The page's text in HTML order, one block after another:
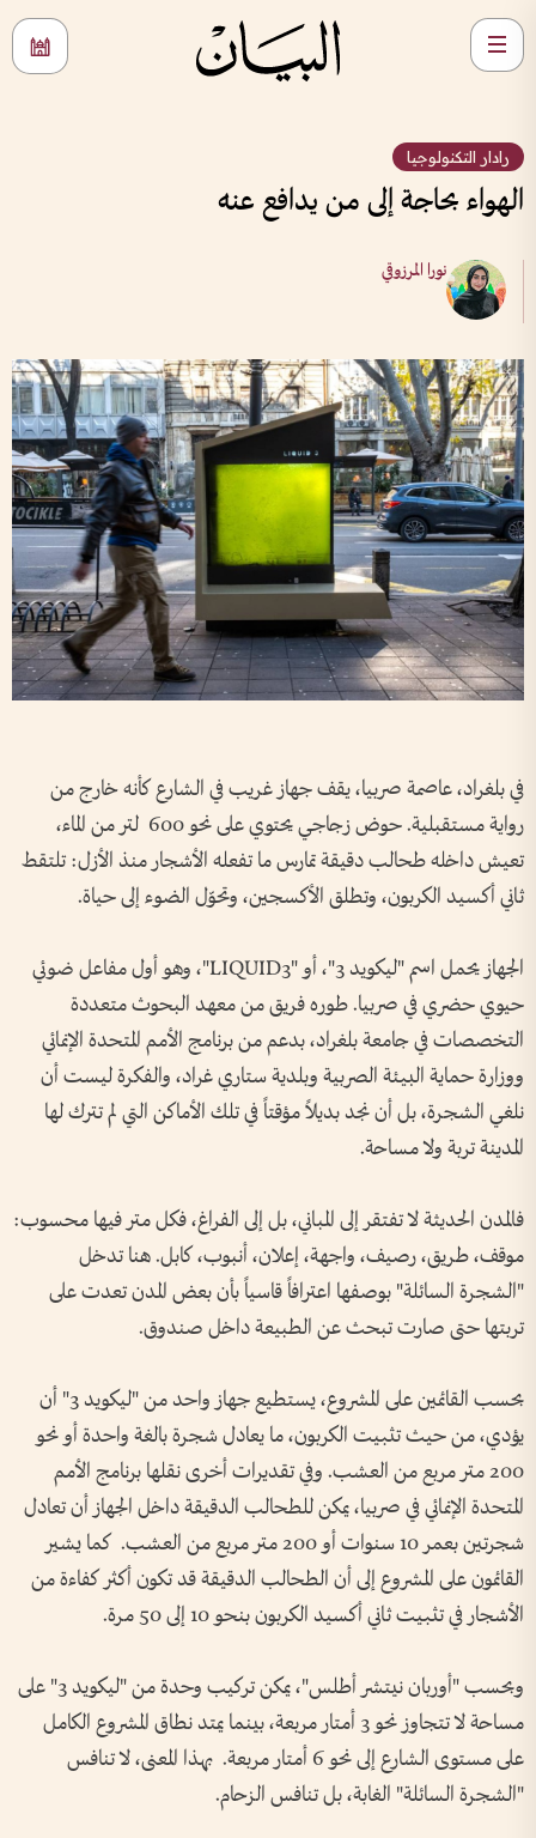
رادار التكنولوجيا
الهواء بحاجة إلى من يدافع عنه
نورا المرزوقي
في بلغراد، عاصمة صربيا، يقف جهاز غريب في الشارع كأنه خارج من
رواية مستقبلية. حوض زجاجي يحتوي على نحو 600 لتر من الماء،
تعيش داخله طحالب دقيقة تمارس ما تفعله الأشجار منذ الأزل: تلتقط
ثاني أكسيد الكربون، وتطلق الأكسجين، وتحوّل الضوء إلى حياة.
الجهاز يحمل اسم "ليكويد 3"، أو "LIQUID3"، وهو أول مفاعل ضوئي
حيوي حضري في صربيا. طوره فريق من معهد البحوث متعددة
التخصصات في جامعة بلغراد، بدعم من برنامج الأمم المتحدة الإنمائي
ووزارة حماية البيئة الصربية وبلدية ستاري غراد، والفكرة ليست أن
نلغي الشجرة، بل أن نجد بديلاً مؤقتاً في تلك الأماكن التي لم تترك لها
المدينة تربة ولا مساحة.
فالمدن الحديثة لا تفتقر إلى المباني، بل إلى الفراغ، فكل متر فيها محسوب:
موقف، طريق، رصيف، واجهة، إعلان، أنبوب، كابل. هنا تدخل
"الشجرة السائلة" بوصفها اعترافاً قاسياً بأن بعض المدن تعدت على
تربتها حتى صارت تبحث عن الطبيعة داخل صندوق.
بحسب القائمين على المشروع، يستطيع جهاز واحد من "ليكويد 3" أن
يؤدي، من حيث تثبيت الكربون، ما يعادل شجرة بالغة واحدة أو نحو
200 متر مربع من العشب. وفي تقديرات أخرى نقلها برنامج الأمم
المتحدة الإنمائي في صربيا، يمكن للطحالب الدقيقة داخل الجهاز أن تعادل
شجرتين بعمر 10 سنوات أو 200 متر مربع من العشب. كما يشير
القائمون على المشروع إلى أن الطحالب الدقيقة قد تكون أكثر كفاءة من
الأشجار في تثبيت ثاني أكسيد الكربون بنحو 10 إلى 50 مرة.
وبحسب "أوربان نيتشر أطلس"، يمكن تركيب وحدة من "ليكويد 3" على
مساحة لا تتجاوز نحو 3 أمتار مربعة، بينما يمتد نطاق المشروع الكامل
على مستوى الشارع إلى نحو 6 أمتار مربعة. بهذا المعنى، لا تنافس
"الشجرة السائلة" الغابة، بل تنافس الزحام.